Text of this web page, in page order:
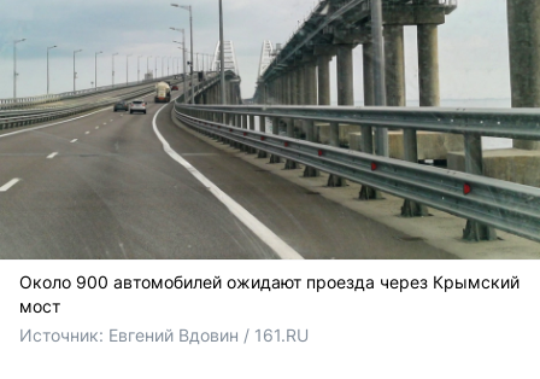
Около 900 автомобилей ожидают проезда через Крымский
мост
Источник: Евгений Вдовин / 161.RU